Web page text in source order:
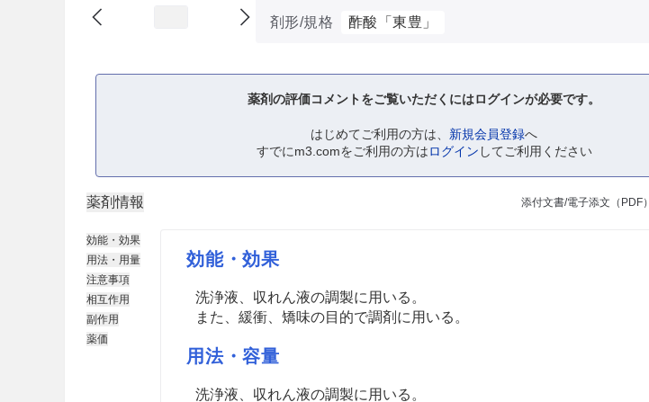
剤形/規格
酢酸「東豊」
薬剤の評価コメントをご覧いただくにはログインが必要です。
はじめてご利用の方は、 新規会員登録へ
すでにm3.comをご利用の方はログイン してご利用ください
薬剤情報 添付文書/電子添文（PDF）
効能・効果
用法・用量
注意事項
相互作用
副作用
薬価
効能・効果
洗浄液、収れん液の調製に用いる。
また、緩衝、矯味の目的で調剤に用いる。
用法・容量
洗浄液、収れん液の調製に用いる。